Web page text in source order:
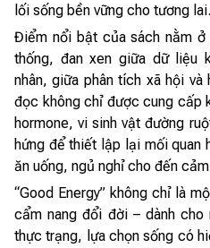
lối sống bền vững cho tương lai.
Điểm nổi bật của sách nằm
thống, đan xen giữa dữ liệu
nhân, giữa phân tích xã hội
đọc không chỉ được cung cấp
hormone, vi sinh vật đường
hứng để thiết lập lại mối quan
ăn uống, ngủ nghỉ cho đến
“Good Energy” không chỉ là
cẩm nang đổi đời – dành cho
thực trạng, lựa chọn sống có